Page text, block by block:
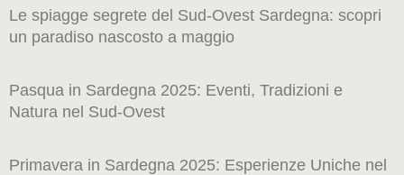
Le spiagge segrete del Sud-Ovest Sardegna: scopri
un paradiso nascosto a maggio
Pasqua in Sardegna 2025: Eventi, Tradizioni e
Natura nel Sud-Ovest
Primavera in Sardegna 2025: Esperienze Uniche nel